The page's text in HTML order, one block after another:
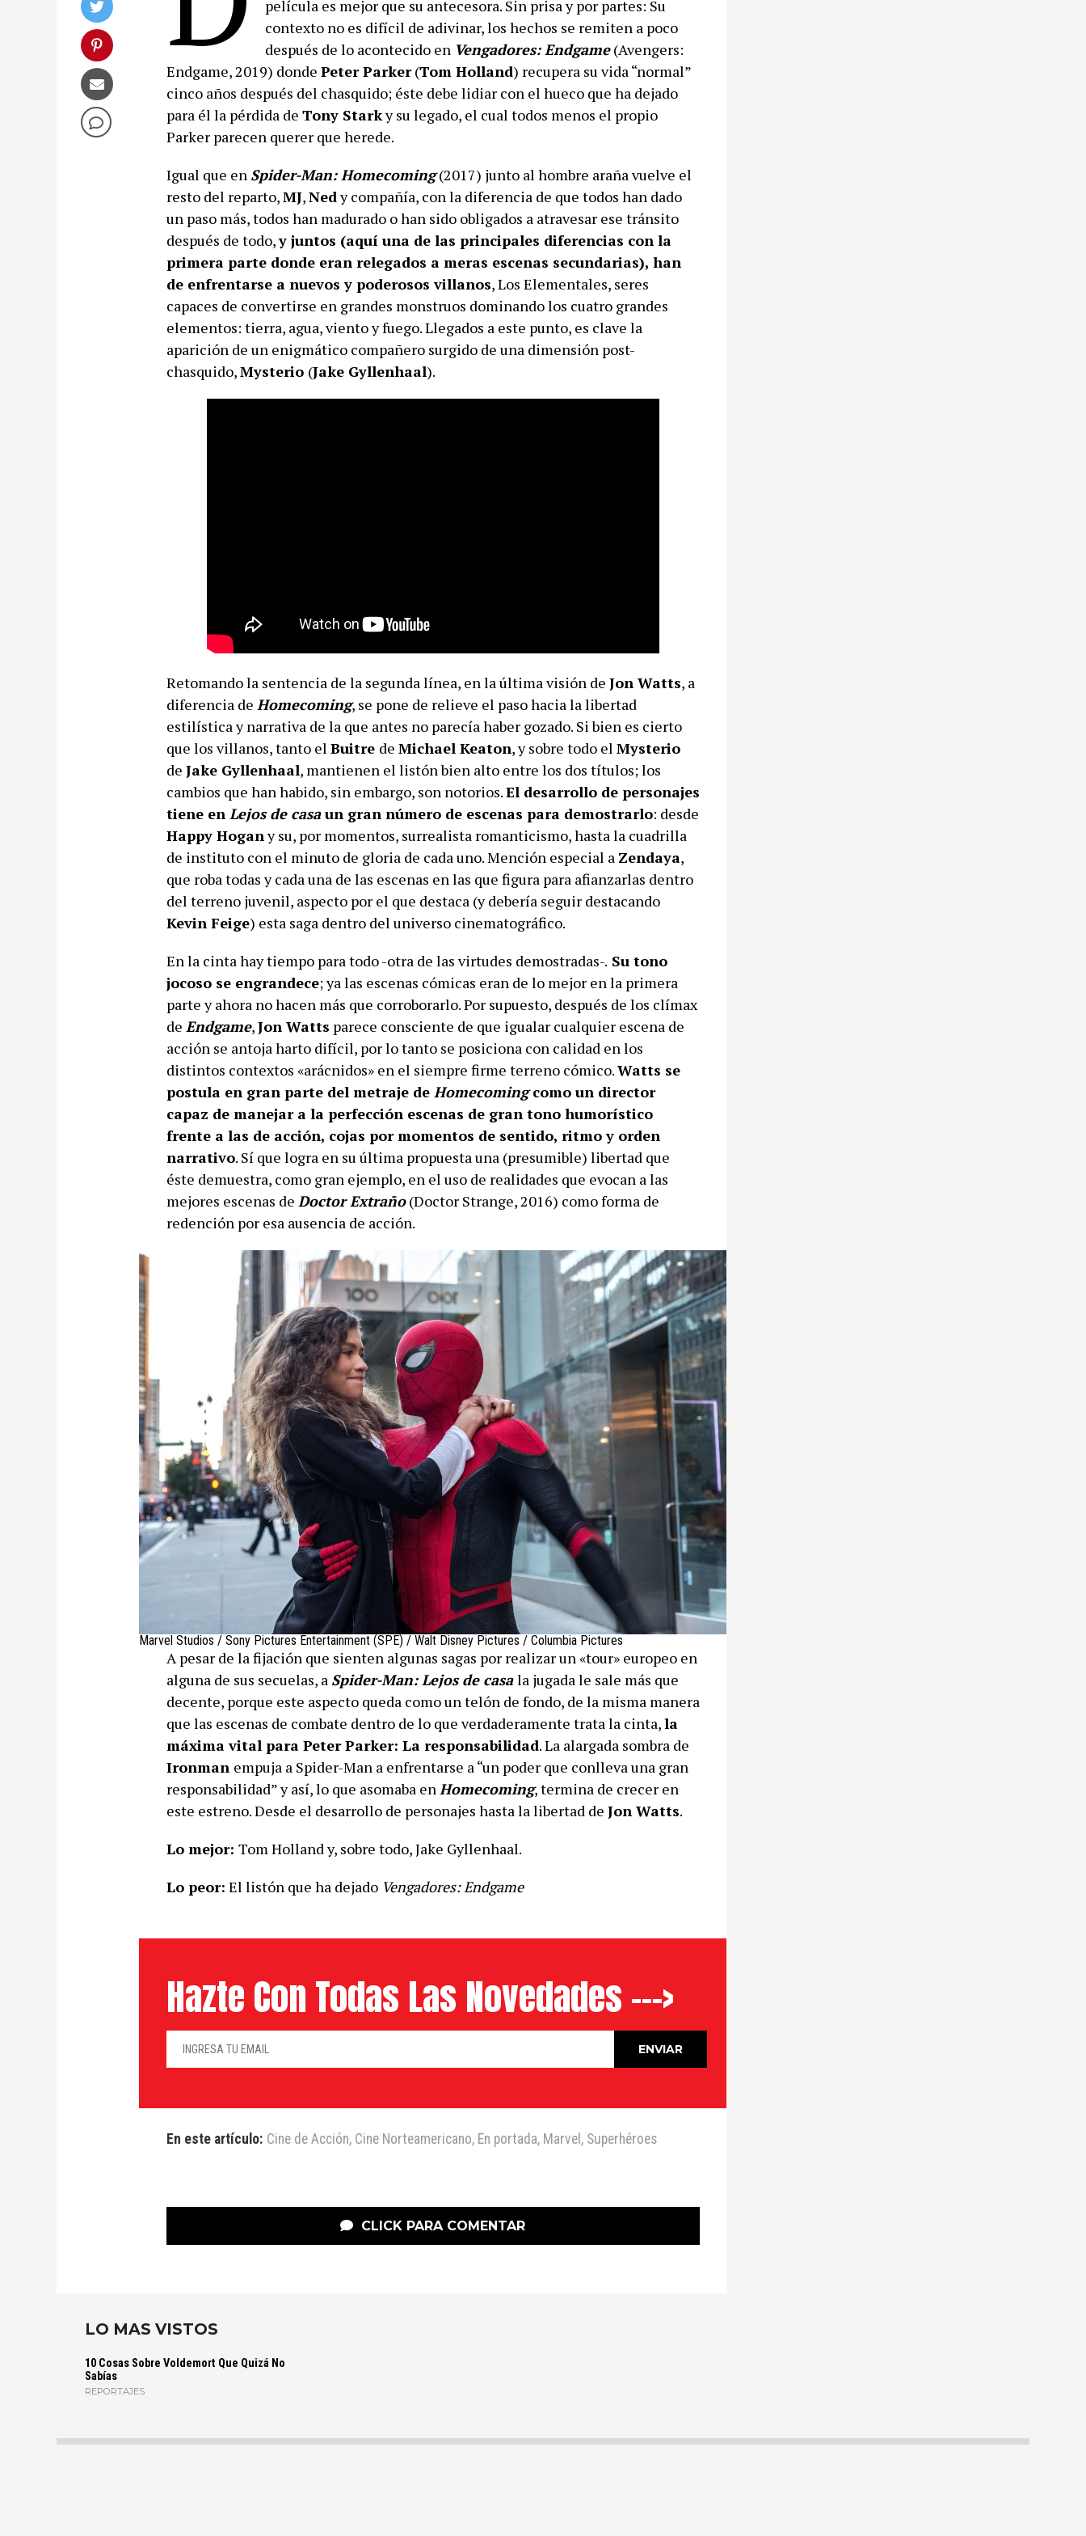
película es mejor que su antecesora. Sin prisa y por partes: Su
contexto no es difícil de adivinar, los hechos se remiten a poco
después de lo acontecido en Vengadores: Endgame(Avengers:
Endgame, 2019) donde Peter Parker(Tom Holland) recupera su vida “normal”
cinco años después del chasquido; éste debe lidiar con el hueco que ha dejado
para él la pérdida de Tony Starky su legado, el cual todos menos el propio
Parker parecen querer que herede.
Igual que en Spider-Man: Homecoming(2017) junto al hombre araña vuelve el
resto del reparto,MJ,Nedy compañía, con la diferencia de que todos han dado
un paso más, todos han madurado o han sido obligados a atravesar ese tránsito
después de todo,y juntos (aquí una de las principales diferencias con la
primera parte donde eran relegados a meras escenas secundarias), han
de enfrentarse a nuevos y poderosos villanos, Los Elementales, seres
capaces de convertirse en grandes monstruos dominando los cuatro grandes
elementos: tierra, agua, viento y fuego. Llegados a este punto, es clave la
aparición de un enigmático compañero surgido de una dimensión post-
chasquido,Mysterio (Jake Gyllenhaal).
Retomando la sentencia de la segunda línea, en la última visión de Jon Watts, a
diferencia de Homecoming, se pone de relieve el paso hacia la libertad
estilística y narrativa de la que antes no parecía haber gozado. Si bien es cierto
que los villanos, tanto el Buitre de Michael Keaton, y sobre todo el Mysterio
de Jake Gyllenhaal, mantienen el listón bien alto entre los dos títulos; los
cambios que han habido, sin embargo, son notorios.El desarrollo de personajes
tiene en Lejos de casaun gran número de escenas para demostrarlo: desde
Happy Hogany su, por momentos, surrealista romanticismo, hasta la cuadrilla
de instituto con el minuto de gloria de cada uno. Mención especial a Zendaya,
que roba todas y cada una de las escenas en las que figura para afianzarlas dentro
del terreno juvenil, aspecto por el que destaca (y debería seguir destacando
Kevin Feige) esta saga dentro del universo cinematográfico.
En la cinta hay tiempo para todo -otra de las virtudes demostradas-. Su tono
jocoso se engrandece; ya las escenas cómicas eran de lo mejor en la primera
parte y ahora no hacen más que corroborarlo. Por supuesto, después de los clímax
de Endgame,Jon Watts parece consciente de que igualar cualquier escena de
acción se antoja harto difícil, por lo tanto se posiciona con calidad en los
distintos contextos «arácnidos» en el siempre firme terreno cómico.Watts se
postula en gran parte del metraje de Homecomingcomo un director
capaz de manejar a la perfección escenas de gran tono humorístico
frente a las de acción, cojas por momentos de sentido, ritmo y orden
narrativo. Sí que logra en su última propuesta una (presumible) libertad que
éste demuestra, como gran ejemplo, en el uso de realidades que evocan a las
mejores escenas de Doctor Extraño (Doctor Strange, 2016) como forma de
redención por esa ausencia de acción.
Marvel Studios / Sony Pictures Entertainment (SPE) / Walt Disney Pictures / Columbia Pictures
A pesar de la fijación que sienten algunas sagas por realizar un «tour» europeo en
alguna de sus secuelas, a Spider-Man: Lejos de casa la jugada le sale más que
decente, porque este aspecto queda como un telón de fondo, de la misma manera
que las escenas de combate dentro de lo que verdaderamente trata la cinta,la
máxima vital para Peter Parker: La responsabilidad. La alargada sombra de
Ironman empuja a Spider-Man a enfrentarse a “un poder que conlleva una gran
responsabilidad” y así, lo que asomaba enHomecoming, termina de crecer en
este estreno. Desde el desarrollo de personajes hasta la libertad de Jon Watts.
Lo mejor: Tom Holland y, sobre todo, Jake Gyllenhaal.
Lo peor: El listón que ha dejado Vengadores: Endgame
Hazte Con Todas Las Novedades --->
En este artículo: Cine de Acción, Cine Norteamericano, En portada, Marvel , Superhéroes
CLICK PARA COMENTAR
LO MAS VISTOS
10 Cosas Sobre Voldemort Que Quizá No
Sabías
REPORTAJES